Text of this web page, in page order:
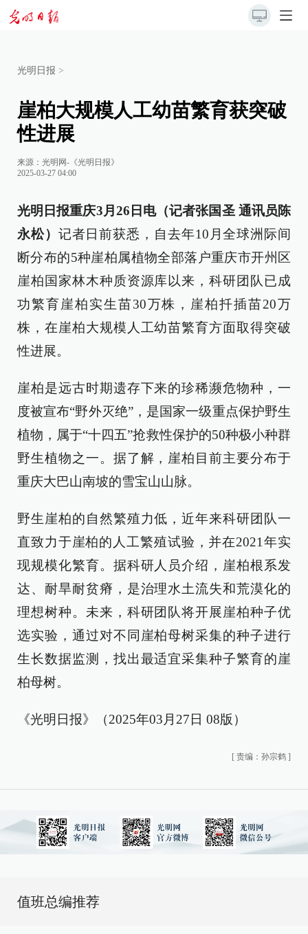
光明日报 >
崖柏大规模人工幼苗繁育获突破
性进展
来源： 光明网-《光明日报》
2025-03-27 04:00
光明日报重庆3月26日电（记者张国圣 通讯员陈
永松） 记者日前获悉，自去年10月全球洲际间
断分布的5种崖柏属植物全部落户重庆市开州区
崖柏国家林木种质资源库以来，科研团队已成
功繁育崖柏实生苗30万株，崖柏扦插苗20万
株，在崖柏大规模人工幼苗繁育方面取得突破
性进展。
崖柏是远古时期遗存下来的珍稀濒危物种，一
度被宣布“野外灭绝”，是国家一级重点保护野生
植物，属于“十四五”抢救性保护的50种极小种群
野生植物之一。据了解，崖柏目前主要分布于
重庆大巴山南坡的雪宝山山脉。
野生崖柏的自然繁殖力低，近年来科研团队一
直致力于崖柏的人工繁殖试验，并在2021年实
现规模化繁育。据科研人员介绍，崖柏根系发
达、耐旱耐贫瘠，是治理水土流失和荒漠化的
理想树种。未来，科研团队将开展崖柏种子优
选实验，通过对不同崖柏母树采集的种子进行
生长数据监测，找出最适宜采集种子繁育的崖
柏母树。
《光明日报》（2025年03月27日 08版）
[ 责编：孙宗鹤 ]
值班总编推荐